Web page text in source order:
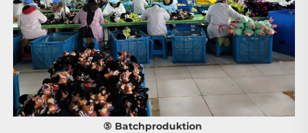
⑤ Batchproduktion